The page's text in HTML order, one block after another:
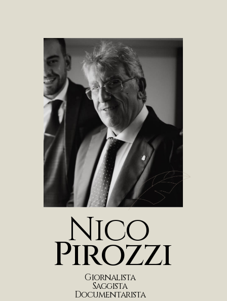
Nico
Giornalista
Saggista
Documentarista
Pirozzi